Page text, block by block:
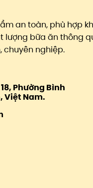
an toàn, phù hợp
lượng bữa ăn thông
chuyên nghiệp.
Phường Bình
Việt Nam.